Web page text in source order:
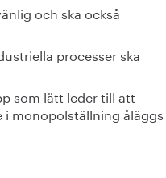
och ska också
processer ska
som lätt leder till att
i monopolställning åläggs